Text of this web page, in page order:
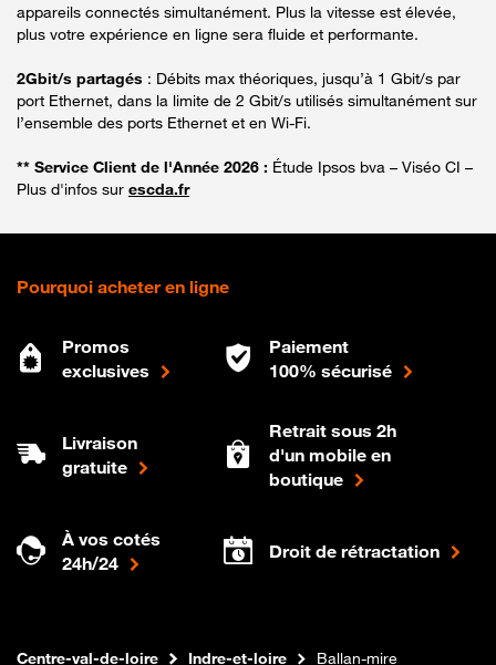
appareils connectés simultanément. Plus la vitesse est élevée,
plus votre expérience en ligne sera fluide et performante.
2Gbit/s partagés : Débits max théoriques, jusqu’à 1 Gbit/s par
port Ethernet, dans la limite de 2 Gbit/s utilisés simultanément sur
l’ensemble des ports Ethernet et en Wi-Fi.
** Service Client de l'Année 2026 : Étude Ipsos bva – Viséo CI –
Plus d'infos sur escda.fr
Pourquoi acheter en ligne
Promos
exclusives
Paiement
100% sécurisé
Livraison
gratuite
Retrait sous 2h
d'un mobile en
boutique
À vos cotés
24h/24
Droit de rétractation
Boutique Orange
Internet fibre
Centre-val-de-loire Indre-et-loire Ballan-mire